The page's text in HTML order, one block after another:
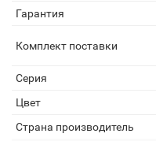
Гарантия
Комплект поставки
Серия
Цвет
Страна производитель